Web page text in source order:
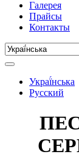
Галерея
Прайсы
Контакты
Украї́нська
Русский